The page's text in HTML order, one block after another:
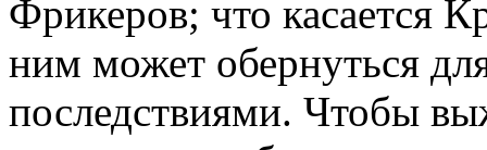
Фрикеров; что касается
ним может обернуться
последствиями. Чтобы